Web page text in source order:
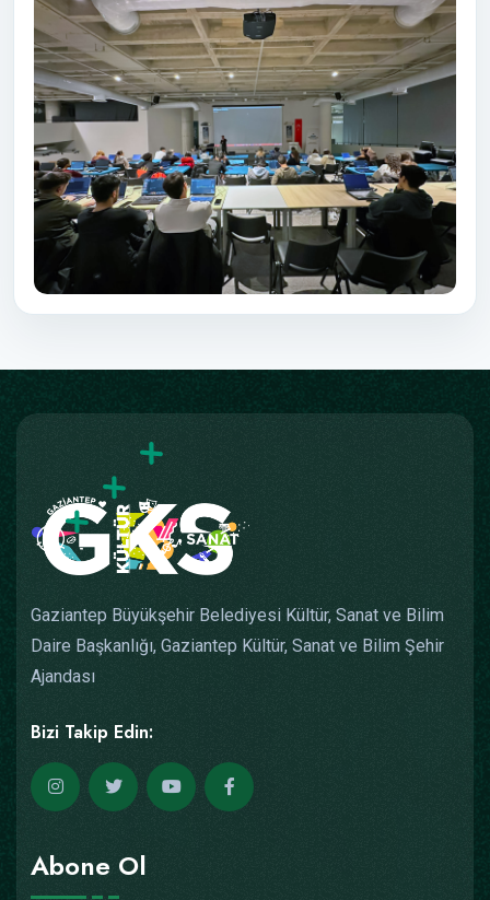
Gaziantep Büyükşehir Belediyesi Kültür, Sanat ve Bilim
Daire Başkanlığı, Gaziantep Kültür, Sanat ve Bilim Şehir
Ajandası
Bizi Takip Edin:
Abone Ol